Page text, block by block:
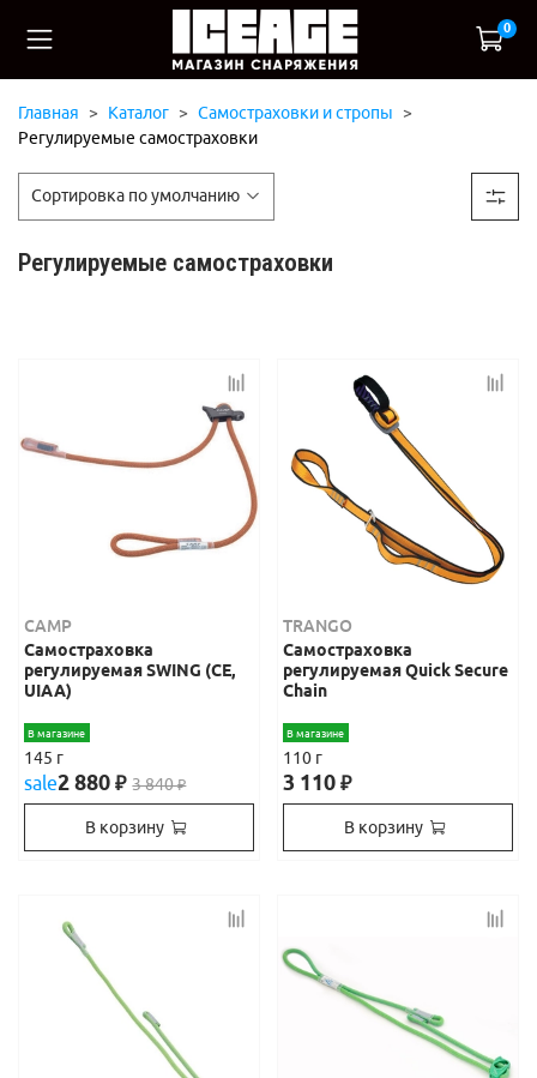
0
Главная Каталог
Самостраховки и стропы
Регулируемые самостраховки
Регулируемые самостраховки
CAMP
Самостраховка
регулируемая SWING (CE,
UIAA)
В магазине
145 г
sale2 880₽ 3 840₽
В корзину
TRANGO
Самостраховка
регулируемая Quick Secure
Chain
В магазине
110 г
3 110₽
В корзину